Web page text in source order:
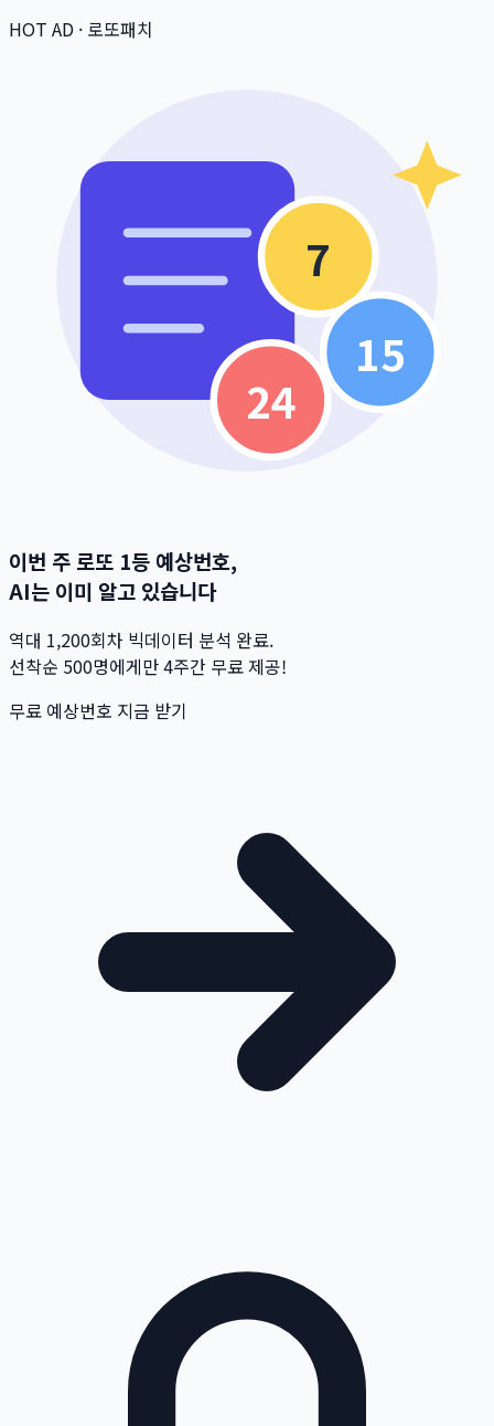
HOT AD · 로또패치
7
15
24
이번 주 로또 1등 예상번호,
AI는 이미 알고 있습니다
역대 1,200회차 빅데이터 분석 완료.
선착순 500명에게만 4주간 무료 제공!
무료 예상번호 지금 받기